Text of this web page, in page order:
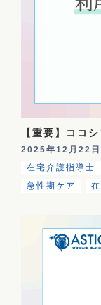
【重要】ココ
2025年12月22日
在宅介護指導士
急性期ケア